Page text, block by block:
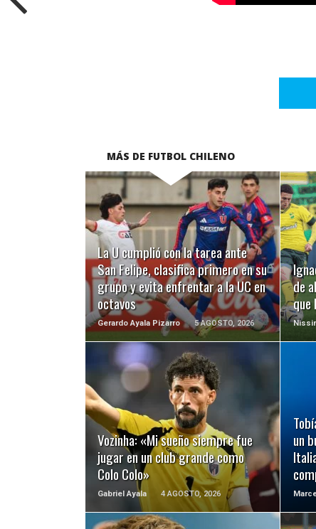
MÁS DE FUTBOL CHILENO
La U cumplió con la tarea ante
San Felipe, clasifica primero en su
grupo y evita enfrentar a la UC en
octavos
Gerardo Ayala Pizarro 5 AGOSTO, 2026
LEER MÁS
de
que
Vozinha: «Mi sueño siempre fue
jugar en un club grande como
Colo Colo»
Gabriel Ayala 4 AGOSTO, 2026
LEER MÁS
un